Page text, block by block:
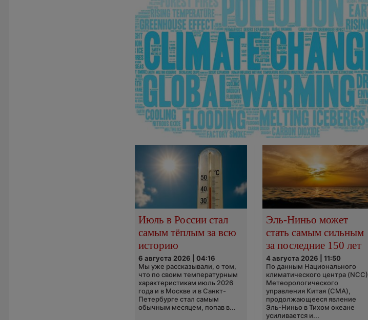
Июль в России стал
самым тёплым за всю
историю
6 августа 2026 | 04:16
Мы уже рассказывали, о том,
что по своим температурным
характеристикам июль 2026
года и в Москве и в Санкт-
Петербурге стал самым
обычным месяцем, попав в...
Эль-Ниньо может
стать самым сильным
за последние 150 лет
4 августа 2026 | 11:50
По данным Национального
климатического центра (NCC)
Метеорологического
управления Китая (CMA),
продолжающееся явление
Эль-Ниньо в Тихом океане
усиливается и...